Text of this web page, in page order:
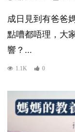
成日見到有爸爸
點嘈都唔理，大
響？...
1.1K 0